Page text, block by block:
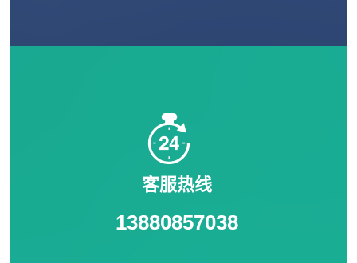
客服热线
13880857038